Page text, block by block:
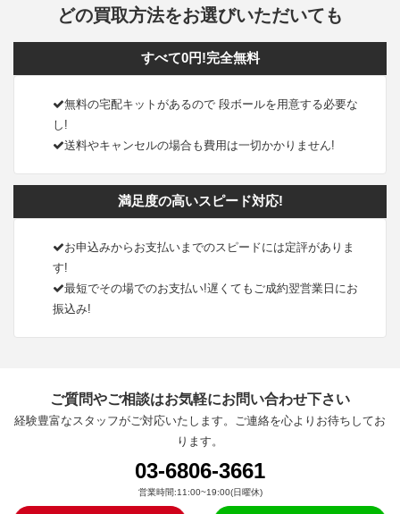
どの買取方法をお選びいただいても
すべて0円!完全無料
無料の宅配キットがあるので 段ボールを用意する必要な
し!
送料やキャンセルの場合も費用は一切かかりません!
満足度の高いスピード対応!
お申込みからお支払いまでのスピードには定評がありま
す!
最短でその場でのお支払い!遅くてもご成約翌営業日にお
振込み!
ご質問やご相談はお気軽にお問い合わせ下さい
経験豊富なスタッフがご対応いたします。ご連絡を心よりお待ちしてお
ります。
03-6806-3661
営業時間:11:00~19:00(日曜休)